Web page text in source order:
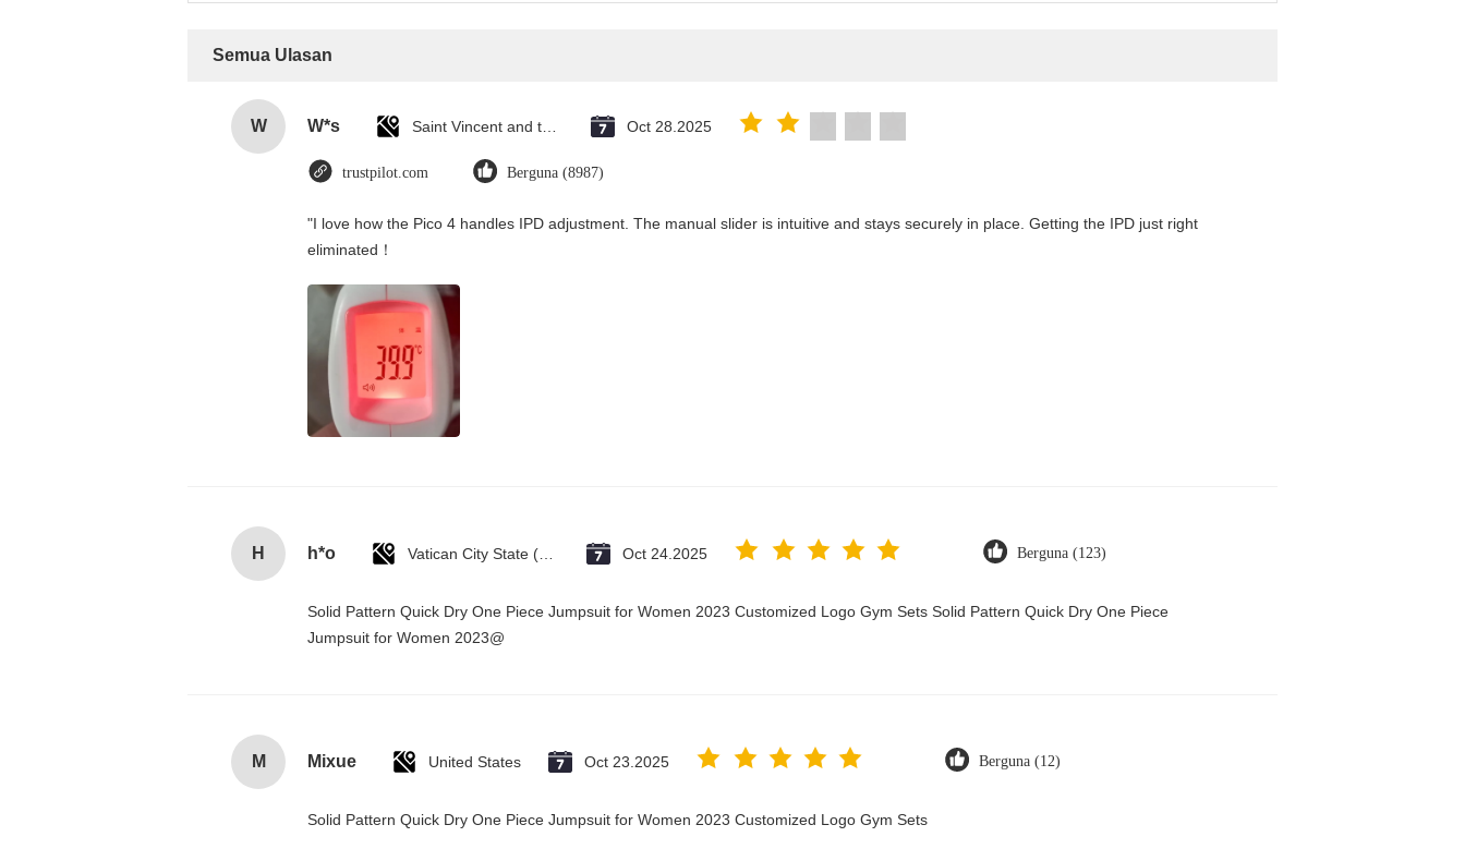
Semua Ulasan
W W*s Oct 28.2025
trustpilot.com Berguna (8987)
"I love how the Pico 4 handles IPD adjustment. The manual slider is intuitive and stays securely in place. Getting the IPD just right
eliminated！
H h*o Oct 24.2025 Berguna (123)
Solid Pattern Quick Dry One Piece Jumpsuit for Women 2023 Customized Logo Gym Sets Solid Pattern Quick Dry One Piece
Jumpsuit for Women 2023@
M Mixue United States Oct 23.2025 Berguna (12)
Solid Pattern Quick Dry One Piece Jumpsuit for Women 2023 Customized Logo Gym Sets